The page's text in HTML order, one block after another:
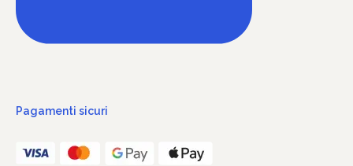
Pagamenti sicuri